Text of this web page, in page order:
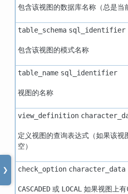
❯
包含该视图的数据库名称（总是当
table_schema sql_identifier
包含该视图的模式名称
table_name sql_identifier
视图的名称
view_definition
定义视图的查询表达式（如果该视
空）
check_option character_data
CASCADED或 LOCAL 如果视图上有